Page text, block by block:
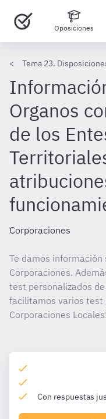
Oposiciones
Tema 23.
Organos
de los
Corporaciones
Te damos
Corporaciones.
test personalizados
facilitamos varios
Corporaciones Locales!
Con respuestas